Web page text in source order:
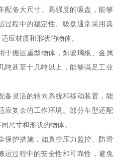
配备大尺寸、高强度的吸盘，能够
过程中的稳定性。吸盘通常采用真
应材质和形状的物体。
于搬运重型物体，如玻璃板、金属
吨甚至十几吨以上，能够满足工业
备灵活的转向系统和移动装置，能
应复杂的工作环境。部分车型还配
尺寸和形状的物体。
保护措施，如真空压力监控、防滑
运过程中的安全性和可靠性，避免